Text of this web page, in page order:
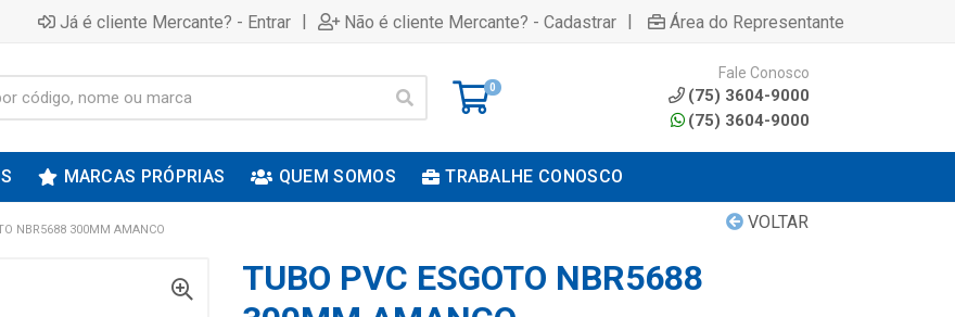
Já é cliente Mercante? - Entrar | Não é cliente Mercante? - Cadastrar | Área do Representante
0
Fale Conosco
(75) 3604-9000
(75) 3604-9000
MARCAS PRÓPRIAS QUEM SOMOS TRABALHE CONOSCO
VOLTAR
NBR5688 300MM AMANCO
TUBO PVC ESGOTO NBR5688